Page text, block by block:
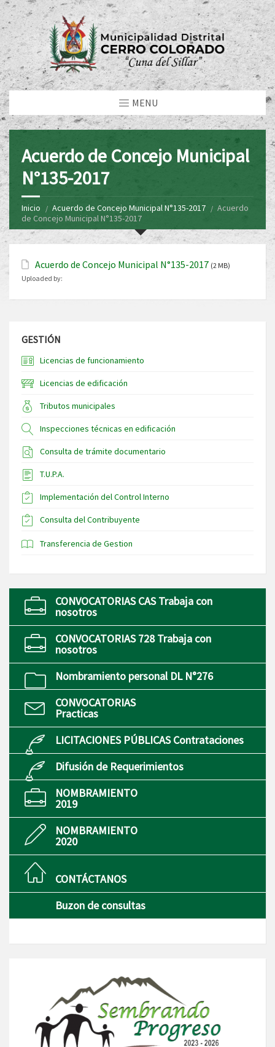
MENU
Acuerdo de Concejo Municipal
N°135-2017
Inicio Acuerdo de Concejo Municipal N°135-2017
Acuerdo
de Concejo Municipal N°135-2017
Acuerdo de Concejo Municipal N°135-2017 (2 MB)
Uploaded by:
GESTIÓN
Licencias de funcionamiento
Licencias de edificación
Tributos municipales
Inspecciones técnicas en edificación
Consulta de trámite documentario
T.U.P.A.
Implementación del Control Interno
Consulta del Contribuyente
Transferencia de Gestion
CONVOCATORIAS CAS Trabaja con
nosotros
CONVOCATORIAS 728 Trabaja con
nosotros
Nombramiento personal DL N°276
CONVOCATORIAS
Practicas
LICITACIONES PÚBLICAS Contrataciones
Difusión de Requerimientos
NOMBRAMIENTO
2019
NOMBRAMIENTO
2020
CONTÁCTANOS
Buzon de consultas